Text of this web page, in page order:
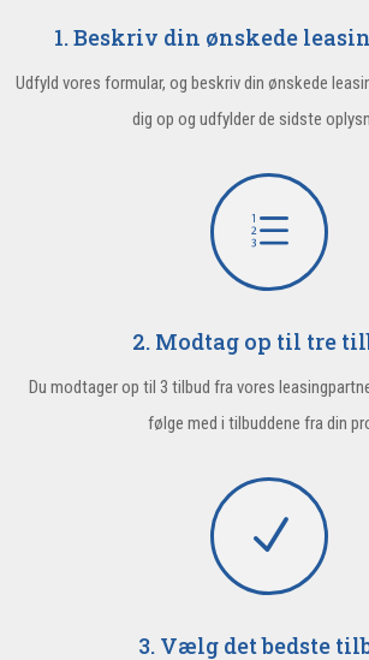
1. Beskriv din ønskede
Udfyld vores formular, og beskriv din ønskede
dig op og udfylder de sidste
e
2. Modtag op til tre
Du modtager op til 3 tilbud fra vores
følge med i tilbuddene fra din
N
3. Vælg det bedste